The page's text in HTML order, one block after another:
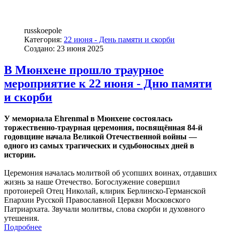
russkoepole
Категория: 22 июня - День памяти и скорби
Создано: 23 июня 2025
В Мюнхене прошло траурное
мероприятие к 22 июня - Дню памяти
и скорби
У мемориала Ehrenmal в Мюнхене состоялась
торжественно-траурная церемония, посвящённая 84-й
годовщине начала Великой Отечественной войны —
одного из самых трагических и судьбоносных дней в
истории.
Церемония началась молитвой об усопших воинах, отдавших
жизнь за наше Отечество. Богослужение совершил
протоиерей Отец Николай, клирик Берлинско-Германской
Епархии Русской Православной Церкви Московского
Патриархата. Звучали молитвы, слова скорби и духовного
утешения.
Подробнее